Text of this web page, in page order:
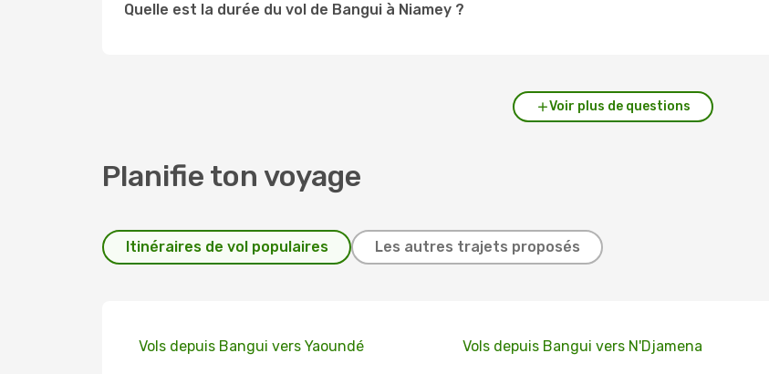
Quelle est la durée du vol de Bangui à Niamey ?
Voir plus de questions
Planifie ton voyage
Itinéraires de vol populaires Les autres trajets proposés
Vols depuis Bangui vers Yaoundé Vols depuis Bangui vers N'Djamena